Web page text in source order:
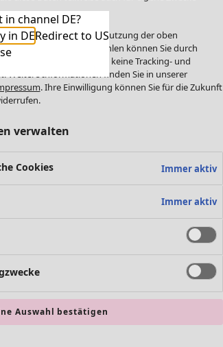
in channel DE?
in DERedirect to US
stimmen Sie der Nutzung der oben
Funktionen auswählen können Sie durch
„Alles ablehnen“ werden keine Tracking- und
Weitere Informationen finden Sie in unserer
. Ihre Einwilligung können Sie für die Zukunft
verwalten
Cookies Immer aktiv
Immer aktiv
Auswahl bestätigen